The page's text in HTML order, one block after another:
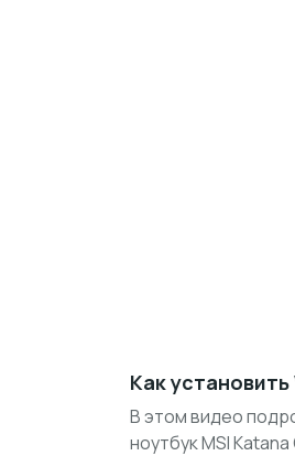
Как
В этом видео
ноутбук MSI